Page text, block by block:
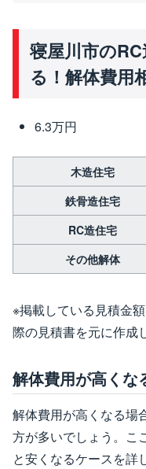
寝屋川市の
る！解体費用
6.3万円
木造住宅
鉄骨造住宅
RC造住宅
その他解体
※掲載している見積金
際の見積書を元に作成
解体費用が高くな
解体費用が高くなる場
方が多いでしょう。こ
と安くなるケースを詳